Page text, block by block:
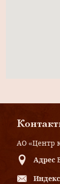
АО «Центр
Адрес
Индекс